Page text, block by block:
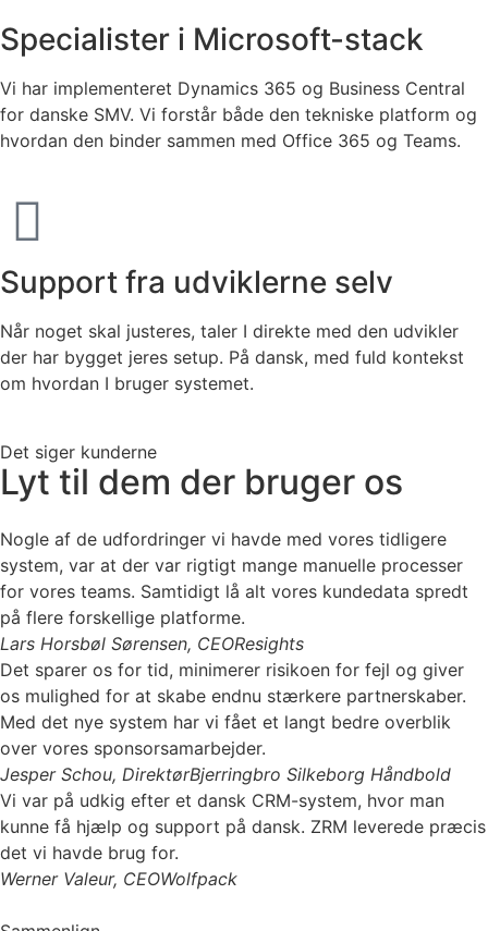
Specialister i Microsoft-stack
Vi har implementeret Dynamics 365 og Business Central
for danske SMV. Vi forstår både den tekniske platform og
hvordan den binder sammen med Office 365 og Teams.
Support fra udviklerne selv
Når noget skal justeres, taler I direkte med den udvikler
der har bygget jeres setup. På dansk, med fuld kontekst
om hvordan I bruger systemet.
Det siger kunderne
Lyt til dem der bruger os
Nogle af de udfordringer vi havde med vores tidligere
system, var at der var rigtigt mange manuelle processer
for vores teams. Samtidigt lå alt vores kundedata spredt
på flere forskellige platforme.
Lars Horsbøl Sørensen, CEOResights
Det sparer os for tid, minimerer risikoen for fejl og giver
os mulighed for at skabe endnu stærkere partnerskaber.
Med det nye system har vi fået et langt bedre overblik
over vores sponsorsamarbejder.
Jesper Schou, DirektørBjerringbro Silkeborg Håndbold
Vi var på udkig efter et dansk CRM-system, hvor man
kunne få hjælp og support på dansk. ZRM leverede præcis
det vi havde brug for.
Werner Valeur, CEOWolfpack